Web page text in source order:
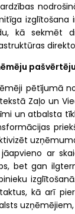
izglītošana
kā sekmēt
pētījumā
Zaļo un
un atbalsta
ar
bet gan
kā arī